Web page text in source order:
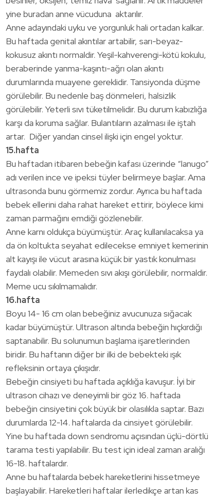
yine buradan anne vücuduna aktarılır.
Anne adayındaki uyku ve yorgunluk hali ortadan kalkar.
Bu haftada genital akıntılar artabilir, sarı-beyaz-
kokusuz akıntı normaldir. Yeşil-kahverengi-kötü kokulu,
beraberinde yanma-kaşıntı-ağrı olan akıntı
durumlarında muayene gereklidir. Tansiyonda düşme
görülebilir. Bu nedenle baş dönmeleri, halsizlik
görülebilir. Yeterli sıvı tüketilmelidir. Bu durum kabızlığa
karşı da koruma sağlar. Bulantıların azalması ile iştah
artar. Diğer yandan cinsel ilişki için engel yoktur.
15.hafta
Bu haftadan itibaren bebeğin kafası üzerinde “lanugo”
adı verilen ince ve ipeksi tüyler belirmeye başlar. Ama
ultrasonda bunu görmemiz zordur. Ayrıca bu haftada
bebek ellerini daha rahat hareket ettirir, böylece kimi
zaman parmağını emdiği gözlenebilir.
Anne karnı oldukça büyümüştür. Araç kullanılacaksa ya
da ön koltukta seyahat edilecekse emniyet kemerinin
alt kayışı ile vücut arasına küçük bir yastık konulması
faydalı olabilir. Memeden sıvı akışı görülebilir, normaldir.
Meme ucu sıkılmamalıdır.
16.hafta
Boyu 14- 16 cm olan bebeğiniz avucunuza sığacak
kadar büyümüştür. Ultrason altında bebeğin hıçkırdığı
saptanabilir. Bu solunumun başlama işaretlerinden
biridir. Bu haftanın diğer bir ilki de bebekteki ışık
refleksinin ortaya çıkışıdır.
Bebeğin cinsiyeti bu haftada açıklığa kavuşur. İyi bir
ultrason cihazı ve deneyimli bir göz 16. haftada
bebeğin cinsiyetini çok büyük bir olasılıkla saptar. Bazı
durumlarda 12-14. haftalarda da cinsiyet görülebilir.
Yine bu haftada down sendromu açısından üçlü-dörtlü
tarama testi yapılabilir. Bu test için ideal zaman aralığı
16-18. haftalardır.
Anne bu haftalarda bebek hareketlerini hissetmeye
başlayabilir. Hareketleri haftalar ilerledikçe artan kas